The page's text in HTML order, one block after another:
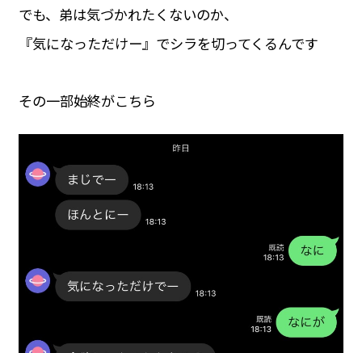
でも、弟は気づかれたくないのか、
『気になっただけー』でシラを切ってくるんです
その一部始終がこちら